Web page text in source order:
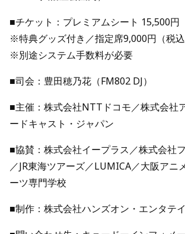
■チケット：プレミアムシート 15,500円
※特典グッズ付き／指定席9,000円（税込
※別途システム手数料が必要
■司会：豊田穂乃花（FM802 DJ）
■主催：株式会社NTTドコモ／株式会社
ードキャスト・ジャパン
■協賛：株式会社イープラス／株式会社
／JR東海ツアーズ／LUMICA／大阪アニ
ーツ専門学校
■制作：株式会社ハンズオン・エンタテ